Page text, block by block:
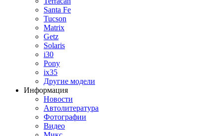
Santa Fe
Tucson
Matrix
Getz
Solaris
i30
Pony
ix35
Другие модели
Информация
Новости
Автолитература
Фотографии
Видео